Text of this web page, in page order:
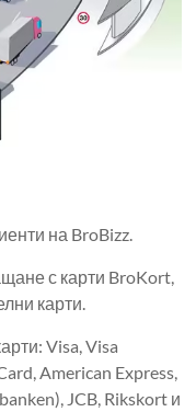
на BroBizz.
с карти BroKort,
карти.
Visa, Visa
American Express,
JCB, Rikskort и